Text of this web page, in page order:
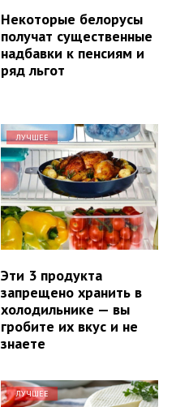
Некоторые белорусы
получат существенные
надбавки к пенсиям и
ряд льгот
ЛУЧШЕЕ
Эти 3 продукта
запрещено хранить в
холодильнике — вы
гробите их вкус и не
знаете
ЛУЧШЕЕ